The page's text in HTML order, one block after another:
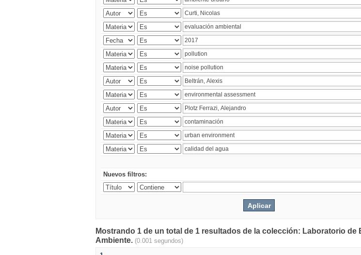
Nuevos filtros:
Mostrando 1 de un total de 1 resultados de la colección: Laboratorio de
Ambiente. (0.001 segundos)